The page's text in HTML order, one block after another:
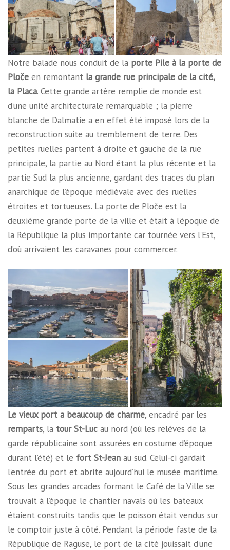
Notre balade nous conduit de la porte Pile à la porte de
Ploče en remontant la grande rue principale de la cité,
la Placa. Cette grande artère remplie de monde est
d’une unité architecturale remarquable ; la pierre
blanche de Dalmatie a en effet été imposé lors de la
reconstruction suite au tremblement de terre. Des
petites ruelles partent à droite et gauche de la rue
principale, la partie au Nord étant la plus récente et la
partie Sud la plus ancienne, gardant des traces du plan
anarchique de l’époque médiévale avec des ruelles
étroites et tortueuses. La porte de Ploče est la
deuxième grande porte de la ville et était à l’époque de
la République la plus importante car tournée vers l’Est,
d’où arrivaient les caravanes pour commercer.
Le vieux port a beaucoup de charme, encadré par les
remparts, la tour St-Luc au nord (où les relèves de la
garde républicaine sont assurées en costume d’époque
durant l’été) et le fort St-Jean au sud. Celui-ci gardait
l’entrée du port et abrite aujourd’hui le musée maritime.
Sous les grandes arcades formant le Café de la Ville se
trouvait à l’époque le chantier navals où les bateaux
étaient construits tandis que le poisson était vendus sur
le comptoir juste à côté. Pendant la période faste de la
République de Raguse, le port de la cité jouissait d’une